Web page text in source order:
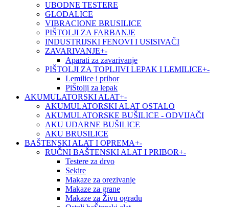
UBODNE TESTERE
GLODALICE
VIBRACIONE BRUSILICE
PIŠTOLJI ZA FARBANJE
INDUSTRIJSKI FENOVI I USISIVAČI
ZAVARIVANJE+-
Aparati za zavarivanje
PIŠTOLJI ZA TOPLJIVI LEPAK I LEMILICE+-
Lemilice i pribor
PiŠtolji za lepak
AKUMULATORSKI ALAT+-
AKUMULATORSKI ALAT OSTALO
AKUMULATORSKE BUŠILICE - ODVIJAČI
AKU UDARNE BUŠILICE
AKU BRUSILICE
BAŠTENSKI ALAT I OPREMA+-
RUČNI BAŠTENSKI ALAT I PRIBOR+-
Testere za drvo
Sekire
Makaze za orezivanje
Makaze za grane
Makaze za Živu ogradu